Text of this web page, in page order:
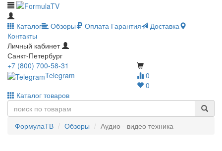
Каталог Обзоры Оплата Гарантия
Доставка
Контакты
Личный кабинет
Санкт-Петербург
0
0
+7 (800) 700-58-31
Telegram
Каталог товаров
ФормулаТВ Обзоры Аудио - видео техника